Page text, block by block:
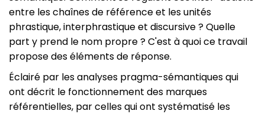
entre les chaînes de référence et les unités
phrastique, interphrastique et discursive ? Quelle
part y prend le nom propre ? C'est à quoi ce travail
propose des éléments de réponse.
Éclairé par les analyses pragma-sémantiques qui
ont décrit le fonctionnement des marques
référentielles, par celles qui ont systématisé les